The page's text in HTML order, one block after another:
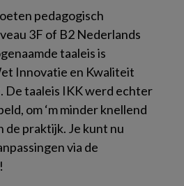
pedagogisch
3F of B2 Nederlands
taaleis is
Innovatie en Kwaliteit
De taaleis IKK werd echter
om ‘m minder knellend
de praktijk. Je kunt nu
via de